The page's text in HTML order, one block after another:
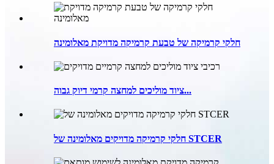
חלקי קרמיקה של טבעת קרמיקה מדויקת מאלומינה
ציוד מוליכים למחצה קרמי דיוק גבוה...
חלקי קרמיקה מדויקים מאלומינה של STCER